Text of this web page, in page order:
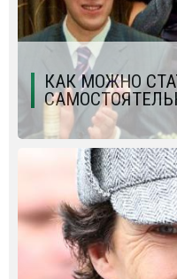
КАК МОЖНО